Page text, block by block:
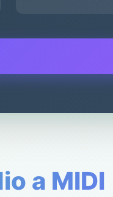
a MIDI